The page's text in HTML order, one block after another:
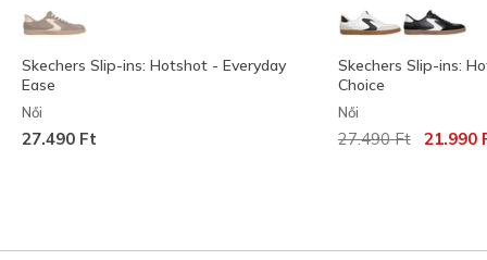
Skechers Slip-ins: Hotshot - Everyday
Ease
Női
27.490 Ft
Skechers Slip-ins:
Choice
Női
Az ár a
27.490 Ftcímzett:
21.990